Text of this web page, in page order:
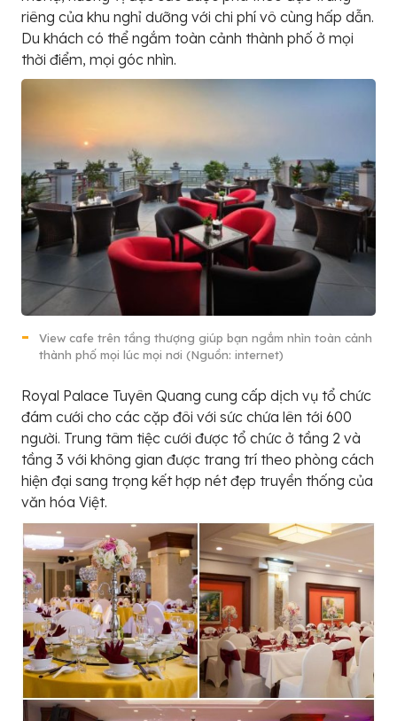
riêng của khu nghỉ dưỡng với chi phí vô cùng hấp dẫn.
Du khách có thể ngắm toàn cảnh thành phố ở mọi
thời điểm, mọi góc nhìn.
View cafe trên tầng thượng giúp bạn ngắm nhìn toàn cảnh
thành phố mọi lúc mọi nơi (Nguồn: internet)
Royal Palace Tuyên Quang cung cấp dịch vụ tổ chức
đám cưới cho các cặp đôi với sức chứa lên tới 600
người. Trung tâm tiệc cưới được tổ chức ở tầng 2 và
tầng 3 với không gian được trang trí theo phòng cách
hiện đại sang trọng kết hợp nét đẹp truyền thống của
văn hóa Việt.